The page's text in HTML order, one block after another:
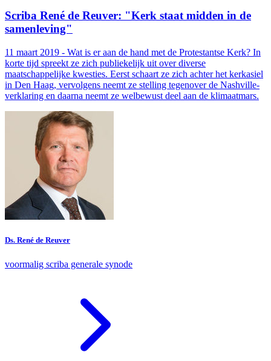
Scriba René de Reuver: "Kerk staat midden in de
samenleving"
11 maart 2019 - Wat is er aan de hand met de Protestantse Kerk? In
korte tijd spreekt ze zich publiekelijk uit over diverse
maatschappelijke kwesties. Eerst schaart ze zich achter het kerkasiel
in Den Haag, vervolgens neemt ze stelling tegenover de Nashville-
verklaring en daarna neemt ze welbewust deel aan de klimaatmars.
Ds. René de Reuver
voormalig scriba generale synode